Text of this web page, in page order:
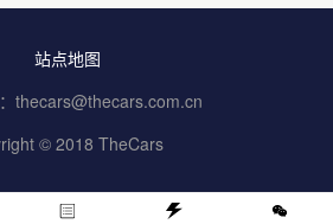
站点地图
thecars@thecars.com.cn
© 2018 TheCars